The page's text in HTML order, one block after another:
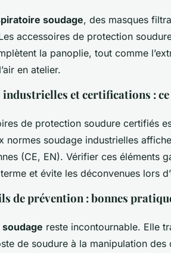
soudage, des masques
accessoires de protection
la panoplie, tout comme
en atelier.
industrielles et certifications :
de protection soudure certifiés
normes soudage industrielles
(CE, EN). Vérifier ces éléments
et évite les déconvenues lors
de prévention : bonnes
reste incontournable. Elle
de soudure à la manipulation